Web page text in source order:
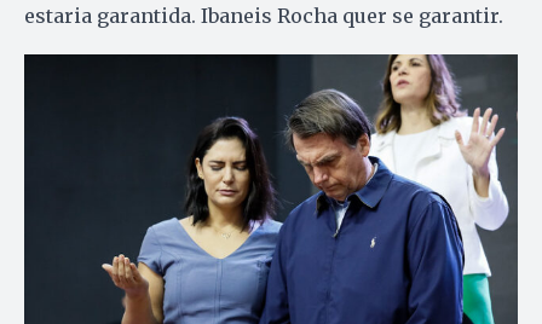
estaria garantida. Ibaneis Rocha quer se garantir.